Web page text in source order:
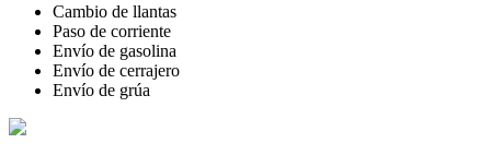
Cambio de llantas
Paso de corriente
Envío de gasolina
Envío de cerrajero
Envío de grúa